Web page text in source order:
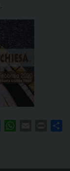
TelegramWhatsAppPrint